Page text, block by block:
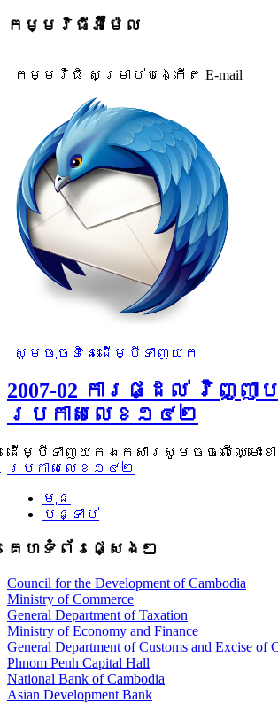
កម្មវិធីអ៊ីម៉ែល
កម្មវិធី សម្រាប់បង្កើត E-mail
សូមចុចទីនេះដើម្បីទាញយក
2007-02 ការផ្ដល់ វិញ្ញ
ប្រកាសលេខ១៤២
ដើម្បីទាញយកឯកសារសូមចុចលើឈ្មោះខា
ប្រកាសលេខ១៤២
មុន
បន្ទាប់
គេហទំព័រផ្សេងៗ
Council for the Development of Cambodia
Ministry of Commerce
General Department of Taxation
Ministry of Economy and Finance
General Department of Customs and Excise of
Phnom Penh Capital Hall
National Bank of Cambodia
Asian Development Bank